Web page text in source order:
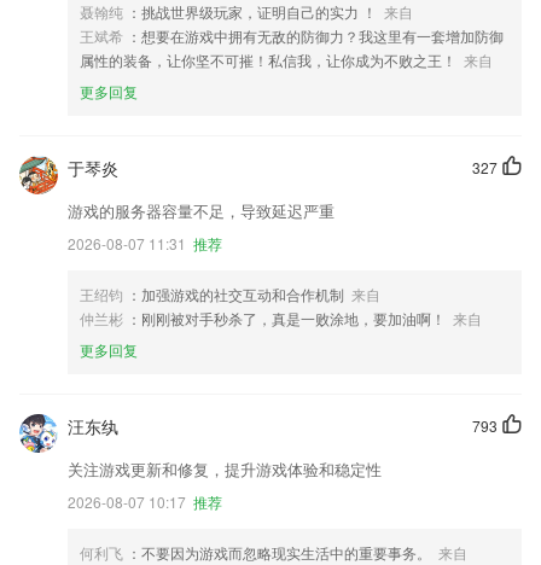
聂翰纯 ：挑战世界级玩家，证明自己的实力 ！
来自
王斌希 ：想要在游戏中拥有无敌的防御力？我这里有一套增加防御
属性的装备，让你坚不可摧！私信我，让你成为不败之王！
来自
更多回复
327
于琴炎
游戏的服务器容量不足，导致延迟严重
2026-08-07 11:31 推荐
王绍钧 ：加强游戏的社交互动和合作机制 来自
仲兰彬 ：刚刚被对手秒杀了，真是一败涂地，要加油啊！
来自
更多回复
793
汪东纨
关注游戏更新和修复，提升游戏体验和稳定性
2026-08-07 10:17 推荐
何利飞 ：不要因为游戏而忽略现实生活中的重要事务。
来自